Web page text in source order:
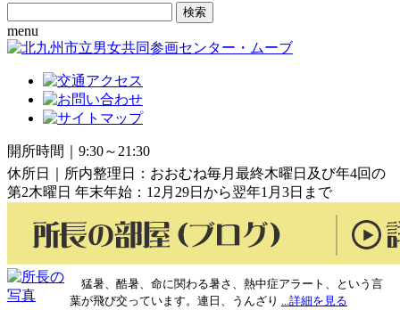
Search
for:
menu
開所時間｜9:30～21:30
休所日｜所内整理日：おおむね毎月最終木曜日及び年4回の
第2木曜日 年末年始：12月29日から翌年1月3日まで
猛暑、酷暑、命に関わる暑さ、熱中症アラート、という言
葉が飛び交っています。連日、うんざり ...詳細を見る